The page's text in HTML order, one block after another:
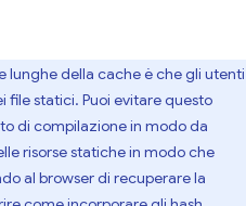
lunghe della cache è che gli utenti
statici. Puoi evitare questo
di compilazione in modo da
risorse statiche in modo che
al browser di recuperare la